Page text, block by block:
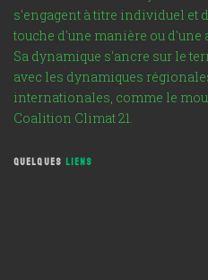
s'engagent à titre individuel et
touche d'une manière ou d'une
Sa dynamique s'ancre sur le
avec les dynamiques
internationales, comme le
Coalition Climat 21.
QUELQUES LIENS